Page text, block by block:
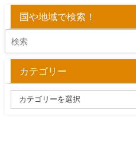
国や地域で検索！
カテゴリー